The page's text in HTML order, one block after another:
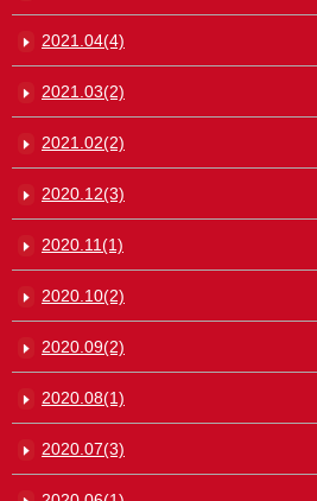
2021.04(4)
2021.03(2)
2021.02(2)
2020.12(3)
2020.11(1)
2020.10(2)
2020.09(2)
2020.08(1)
2020.07(3)